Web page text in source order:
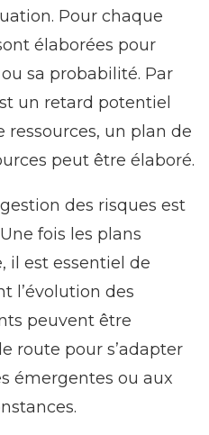
Pour chaque
élaborées pour
sa probabilité. Par
un retard potentiel
ressources, un plan de
peut être élaboré.
des risques est
fois les plans
il est essentiel de
l’évolution des
peuvent être
route pour s’adapter
émergentes ou aux